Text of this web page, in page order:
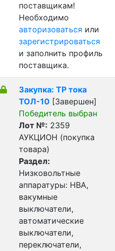
поставщикам!
Необходимо
авторизоваться или
зарегистрироваться
и заполнить профиль
поставщика.
Закупка: ТР тока
ТОЛ-10 [Завершен]
Победитель выбран
Лот №: 2359
АУКЦИОН (покупка
товара)
Раздел:
Низковольтные
аппаратуры: НВА,
вакумные
выключатели,
автоматические
выключатели,
переключатели,